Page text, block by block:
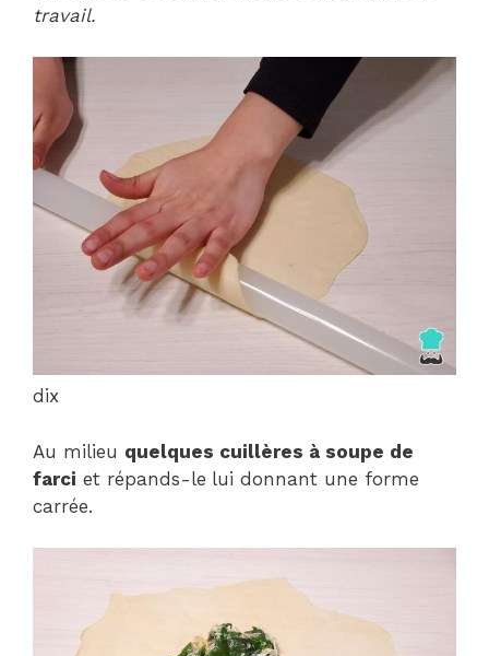
travail.
dix
Au milieu quelques cuillères à soupe de
farci et répands-le lui donnant une forme
carrée.